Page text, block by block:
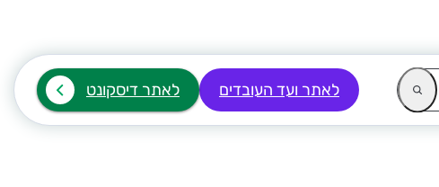
לאתר ועד העובדים לאתר דיסקונט